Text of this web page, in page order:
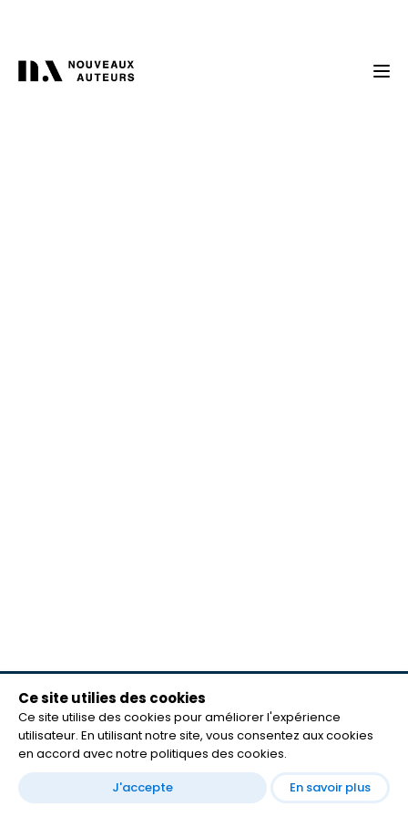
meilleurs lecteurs
FAQ
Contact
Ce site utilies des cookies
Ce site utilise des cookies pour améliorer l'expérience
utilisateur. En utilisant notre site, vous consentez aux cookies
en accord avec notre politiques des cookies.
J'accepte
En savoir plus